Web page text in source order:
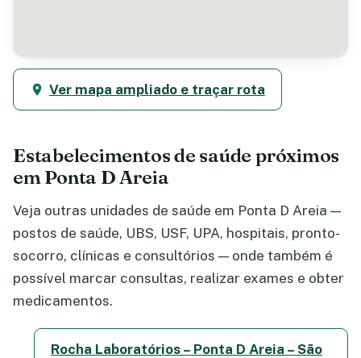
Ver mapa ampliado e traçar rota
Estabelecimentos de saúde próximos
em Ponta D Areia
Veja outras unidades de saúde em Ponta D Areia —
postos de saúde, UBS, USF, UPA, hospitais, pronto-
socorro, clínicas e consultórios — onde também é
possível marcar consultas, realizar exames e obter
medicamentos.
Rocha Laboratórios – Ponta D Areia – São